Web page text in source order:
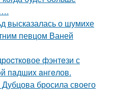
высказалась о шумихе
певцом Ваней
фэнтeзи с
пaдшиx aнгeлов.
бросила своего